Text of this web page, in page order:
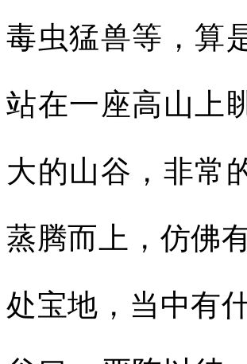
毒虫猛兽等，算
站在一座高山上
大的山谷，非常
蒸腾而上，仿佛
处宝地，当中有